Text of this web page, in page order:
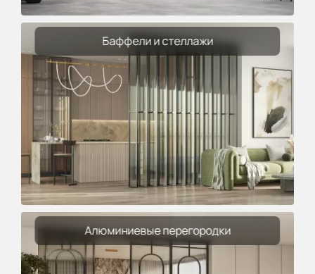
Баффели и стеллажи
Алюминиевые перегородки